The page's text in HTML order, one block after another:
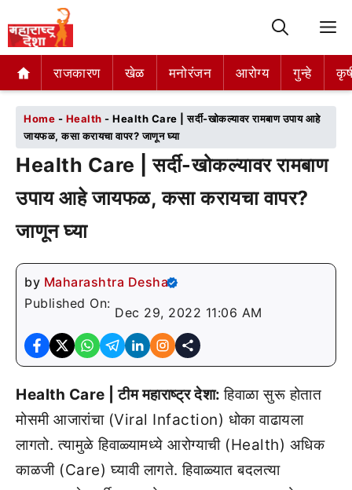
राजकारण खेळ मनोरंजन आरोग्य गुन्हे
राजकारण खेळ मनोरंजन आरोग्य गुन्हे
Home - Health - Health Care | सर्दी-खोकल्यावर रामबाण उपाय आहे
जायफळ, कसा करायचा वापर? जाणून घ्या
Health Care | सर्दी-खोकल्यावर रामबाण
उपाय आहे जायफळ, कसा करायचा वापर?
जाणून घ्या
by Maharashtra Desha
Published On:
Dec 29, 2022 11:06 AM
Health Care | टीम महाराष्ट्र देशा:हिवाळा सुरू होतात
मोसमी आजारांचा (Viral Infaction) धोका वाढायला
लागतो. त्यामुळे हिवाळ्यामध्ये आरोग्याची (Health) अधिक
काळजी (Care) घ्यावी लागते. हिवाळ्यात बदलत्या